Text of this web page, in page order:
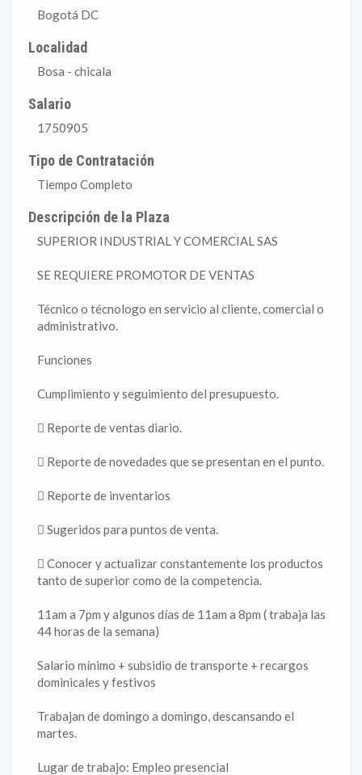
Bogotá DC
Localidad
Bosa - chicala
Salario
1750905
Tipo de Contratación
Tiempo Completo
Descripción de la Plaza
SUPERIOR INDUSTRIAL Y COMERCIAL SAS
SE REQUIERE PROMOTOR DE VENTAS
Técnico o técnologo en servicio al cliente, comercial o
administrativo.
Funciones
Cumplimiento y seguimiento del presupuesto.
 Reporte de ventas diario.
 Reporte de novedades que se presentan en el punto.
 Reporte de inventarios
 Sugeridos para puntos de venta.
 Conocer y actualizar constantemente los productos
tanto de superior como de la competencia.
11am a 7pm y algunos días de 11am a 8pm ( trabaja las
44 horas de la semana)
Salario mínimo + subsidio de transporte + recargos
dominicales y festivos
Trabajan de domingo a domingo, descansando el
martes.
Lugar de trabajo: Empleo presencial